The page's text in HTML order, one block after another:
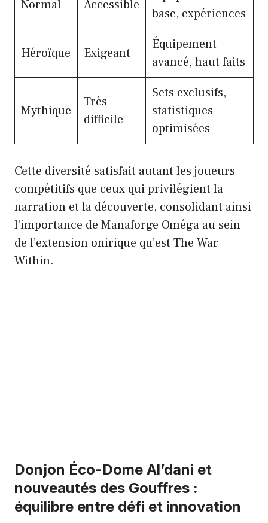
Normal Accessible
base, expériences
Héroïque Exigeant
Équipement
avancé, haut faits
Mythique
Très
difficile
Sets exclusifs,
statistiques
optimisées
Cette diversité satisfait autant les joueurs
compétitifs que ceux qui privilégient la
narration et la découverte, consolidant ainsi
l’importance de Manaforge Oméga au sein
de l’extension onirique qu’est The War
Within.
Donjon Éco-Dome Al’dani et
nouveautés des Gouffres :
équilibre entre défi et innovation